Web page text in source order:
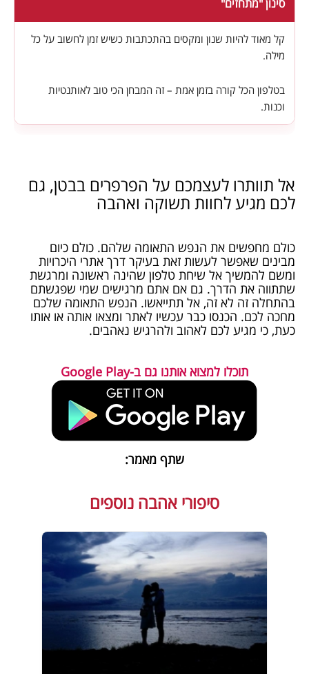
סינון "מתחזים"
קל מאוד להיות שנון ומקסים בהתכתבות כשיש זמן לחשוב על כל
מילה.
בטלפון הכל קורה בזמן אמת – זה המבחן הכי טוב לאותנטיות
וכנות.
אל תוותרו לעצמכם על הפרפרים בבטן, גם
לכם מגיע לחוות תשוקה ואהבה
כולם מחפשים את הנפש התאומה שלהם. כולם כיום
מבינים שאפשר לעשות זאת בעיקר דרך אתרי היכרויות
ומשם להמשיך אל שיחת טלפון שהינה ראשונה ומרגשת
שתתווה את הדרך. גם אם אתם מרגישים שמי שפגשתם
בהתחלה זה לא זה, אל תתייאשו. הנפש התאומה שלכם
מחכה לכם. הכנסו כבר עכשיו לאתר ומצאו אותה או אותו
כעת, כי מגיע לכם לאהוב ולהרגיש נאהבים.
תוכלו למצוא אותנו גם ב-Google Play
שתף מאמר:
סיפורי אהבה נוספים